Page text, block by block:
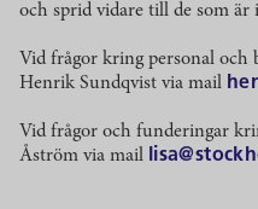
och sprid vidare till de som är
Vid frågor kring personal och
Henrik Sundqvist via mail
Vid frågor och funderingar
Åström via mail